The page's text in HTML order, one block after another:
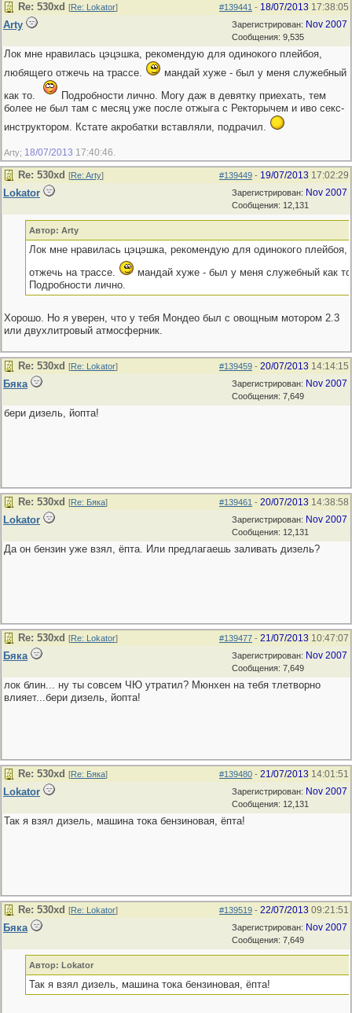
#139441 - 18/07/2013 17:38:05
Re: 530хd [Re: Lokator]
Зарегистрирован: Nov 2007
Сообщения: 9,535
Arty
Лок мне нравилась цэцэшка, рекомендую для одинокого плейбоя,
любящего отжечь на трассе.
мандай хуже - был у меня служебный
как то.
Подробности лично. Могу даж в девятку приехать, тем
более не был там с месяц уже после отжыга с Ректорычем и иво секс-
инструктором. Кстате акробатки вставляли, подрачил.
Arty; 18/07/2013 17:40:46
#139449 - 19/07/2013 17:02:29
Re: 530хd [Re: Arty]
Зарегистрирован: Nov 2007
Сообщения: 12,131
Lokator
Автор: Arty
Лок мне нравилась цэцэшка, рекомендую для одинокого
отжечь на трассе.
мандай хуже - был у меня служебный как
Подробности лично.
Хорошо. Но я уверен, что у тебя Мондео был с овощным мотором 2.3
или двухлитровый атмосферник.
#139459 - 20/07/2013 14:14:15
Re: 530хd [Re: Lokator]
Зарегистрирован: Nov 2007
Сообщения: 7,649
Бяка
бери дизель, йопта!
#139461 - 20/07/2013 14:38:58
Re: 530хd [Re: Бяка]
Зарегистрирован: Nov 2007
Сообщения: 12,131
Lokator
Да он бензин уже взял, ёпта. Или предлагаешь заливать дизель?
#139477 - 21/07/2013 10:47:07
Re: 530хd [Re: Lokator]
Зарегистрирован: Nov 2007
Сообщения: 7,649
Бяка
лок блин... ну ты совсем ЧЮ утратил? Мюнхен на тебя тлетворно
влияет...бери дизель, йопта!
#139480 - 21/07/2013 14:01:51
Re: 530хd [Re: Бяка]
Зарегистрирован: Nov 2007
Сообщения: 12,131
Lokator
Так я взял дизель, машина тока бензиновая, ёпта!
#139519 - 22/07/2013 09:21:51
Re: 530хd [Re: Lokator]
Зарегистрирован: Nov 2007
Сообщения: 7,649
Бяка
Автор: Lokator
Так я взял дизель, машина тока бензиновая, ёпта!